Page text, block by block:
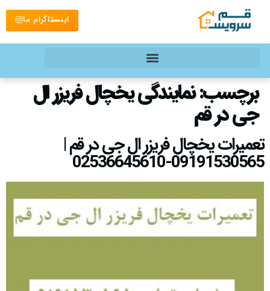
اینستاگرام ما
برچسب:نمایندگی یخچال فریزر ال
جی در قم
تعمیرات یخچال فریزر ال جی در قم |
09191530565-02536645610